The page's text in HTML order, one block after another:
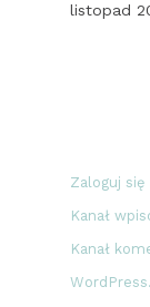
listopad
Zaloguj się
Kanał
Kanał